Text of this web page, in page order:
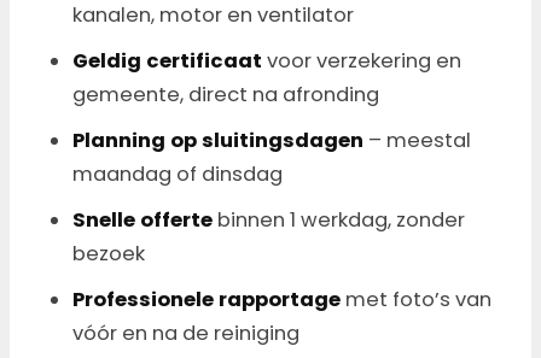
kanalen, motor en ventilator
Geldig certificaat voor verzekering en
gemeente, direct na afronding
Planning op sluitingsdagen – meestal
maandag of dinsdag
Snelle offerte binnen 1 werkdag, zonder
bezoek
Professionele rapportage met foto’s van
vóór en na de reiniging